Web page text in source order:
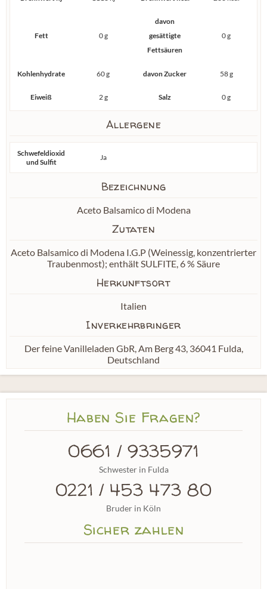
Fett 0 g
davon
gesättigte
Fettsäuren
0 g
Kohlenhydrate 60 g davon Zucker 58 g
Eiweiß 2 g Salz 0 g
Allergene
Schwefeldioxid
und Sulfit
Ja
Bezeichnung
Aceto Balsamico di Modena
Zutaten
Aceto Balsamico di Modena I.G.P (Weinessig, konzentrierter
Traubenmost); enthält SULFITE, 6 % Säure
Herkunftsort
Italien
Inverkehrbringer
Der feine Vanilleladen GbR, Am Berg 43, 36041 Fulda,
Deutschland
Haben Sie Fragen?
0661 / 9335971
Schwester in Fulda
0221 / 453 473 80
Bruder in Köln
Sicher zahlen